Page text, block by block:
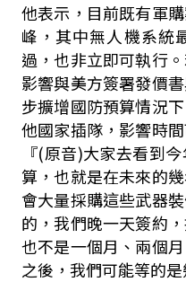
他表示，目前既有軍
峰，其中無人機系統
過，也非立即可執行
影響與美方簽署發價
步擴增國防預算情況
他國家插隊，影響時
『(原音)大家去看到
算，也就是在未來的
會大量採購這些武器
的，我們晚一天簽約
也不是一個月、兩個
之後，我們可能等的是